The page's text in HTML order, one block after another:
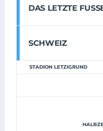
DAS LETZTE
SCHWEIZ
STADION LETZIGRUND